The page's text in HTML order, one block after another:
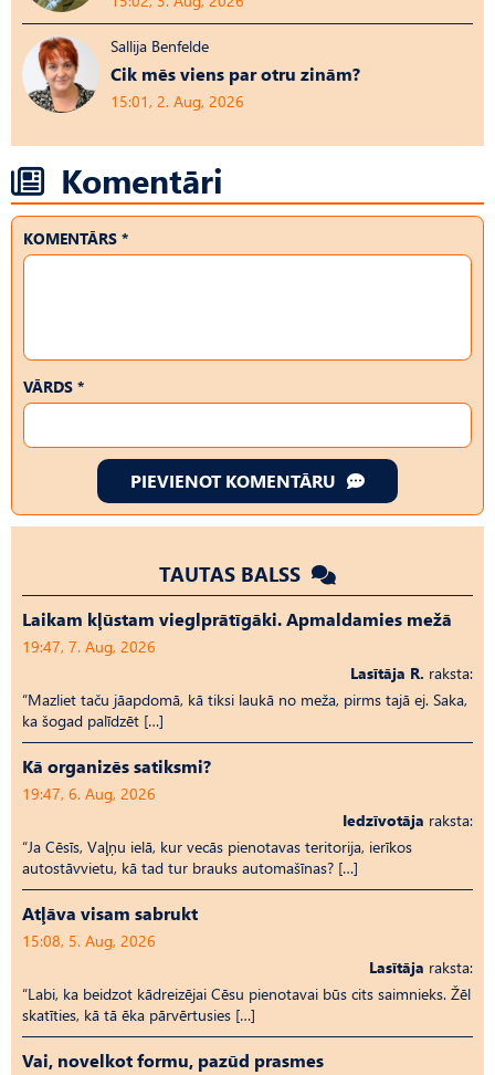
Sallija Benfelde
Cik mēs viens par otru zinām?
15:01, 2. Aug, 2026
Komentāri
KOMENTĀRS *
VĀRDS *
PIEVIENOT KOMENTĀRU
TAUTAS BALSS
Laikam kļūstam vieglprātīgāki. Apmaldamies mežā
19:47, 7. Aug, 2026
Lasītāja R. raksta:
“Mazliet taču jāapdomā, kā tiksi laukā no meža, pirms tajā ej. Saka,
ka šogad palīdzēt […]
Kā organizēs satiksmi?
19:47, 6. Aug, 2026
Iedzīvotāja raksta:
“Ja Cēsīs, Vaļņu ielā, kur vecās pienotavas teritorija, ierīkos
autostāvvietu, kā tad tur brauks automašīnas? […]
Atļāva visam sabrukt
15:08, 5. Aug, 2026
Lasītāja raksta:
“Labi, ka beidzot kādreizējai Cēsu pienotavai būs cits saimnieks. Žēl
skatīties, kā tā ēka pārvērtusies […]
Vai, novelkot formu, pazūd prasmes